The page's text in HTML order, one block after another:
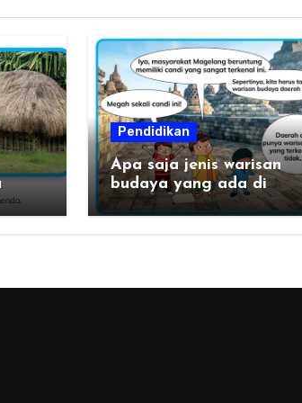
Pendidikan
Apa saja jenis warisan
budaya yang ada di
daerahku?